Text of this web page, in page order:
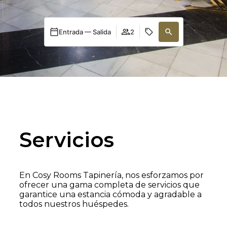
Entrada — Salida 2
Servicios
En Cosy Rooms Tapinería, nos esforzamos por
ofrecer una gama completa de servicios que
garantice una estancia cómoda y agradable a
todos nuestros huéspedes.